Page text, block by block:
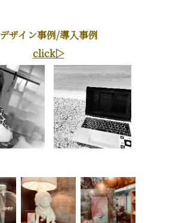
デザイン事例/導入事例
click▷